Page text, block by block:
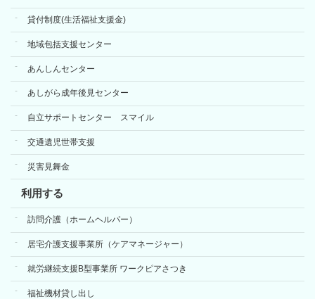
貸付制度(生活福祉支援金)
地域包括支援センター
あんしんセンター
あしがら成年後見センター
自立サポートセンター スマイル
交通遺児世帯支援
災害見舞金
利用する
訪問介護（ホームヘルパー）
居宅介護支援事業所（ケアマネージャー）
就労継続支援B型事業所 ワークピアさつき
福祉機材貸し出し